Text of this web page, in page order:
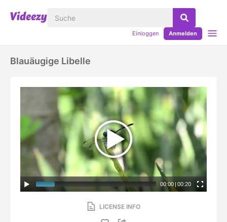
Einloggen Anmelden
Blauäugige Libelle
00:00 | 00:20
LICENSE INFO